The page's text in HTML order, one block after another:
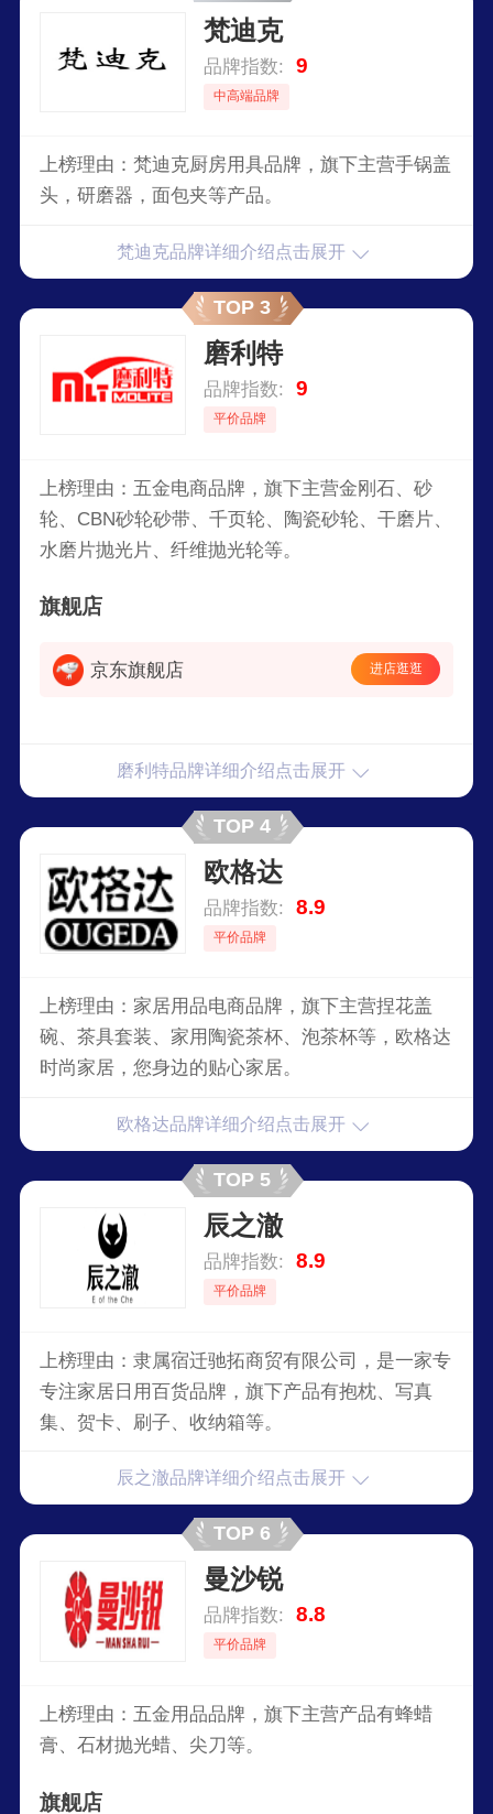
梵迪克
品牌指数: 9
中高端品牌
上榜理由：梵迪克厨房用具品牌，旗下主营手锅盖
头，研磨器，面包夹等产品。
梵迪克品牌详细介绍点击展开
TOP 3
磨利特
品牌指数: 9
平价品牌
上榜理由：五金电商品牌，旗下主营金刚石、砂
轮、CBN砂轮砂带、千页轮、陶瓷砂轮、干磨片、
水磨片抛光片、纤维抛光轮等。
旗舰店
京东旗舰店 进店逛逛
磨利特品牌详细介绍点击展开
TOP 4
欧格达
品牌指数: 8.9
平价品牌
上榜理由：家居用品电商品牌，旗下主营捏花盖
碗、茶具套装、家用陶瓷茶杯、泡茶杯等，欧格达
时尚家居，您身边的贴心家居。
欧格达品牌详细介绍点击展开
TOP 5
辰之澈
品牌指数: 8.9
平价品牌
上榜理由：隶属宿迁驰拓商贸有限公司，是一家专
专注家居日用百货品牌，旗下产品有抱枕、写真
集、贺卡、刷子、收纳箱等。
辰之澈品牌详细介绍点击展开
TOP 6
曼沙锐
品牌指数: 8.8
平价品牌
上榜理由：五金用品品牌，旗下主营产品有蜂蜡
膏、石材抛光蜡、尖刀等。
旗舰店